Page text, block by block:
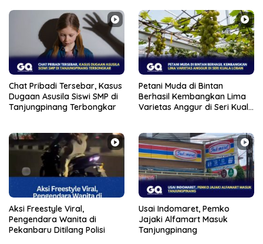
Chat Pribadi Tersebar, Kasus
Dugaan Asusila Siswi SMP di
Tanjungpinang Terbongkar
Petani Muda di Bintan
Berhasil Kembangkan Lima
Varietas Anggur di Seri Kuala
Aksi Freestyle Viral,
Pengendara Wanita di
Pekanbaru Ditilang Polisi
Usai Indomaret, Pemko
Jajaki Alfamart Masuk
Tanjungpinang